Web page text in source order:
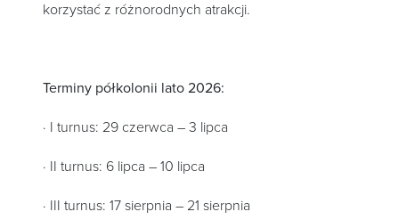
korzystać z różnorodnych atrakcji.
Terminy półkolonii lato 2026:
· I turnus: 29 czerwca – 3 lipca
· II turnus: 6 lipca – 10 lipca
· III turnus: 17 sierpnia – 21 sierpnia